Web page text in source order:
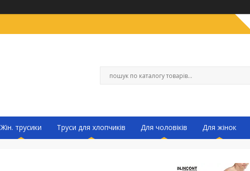
Жін. трусики Труси для хлопчиків Для чоловіків Для жінок